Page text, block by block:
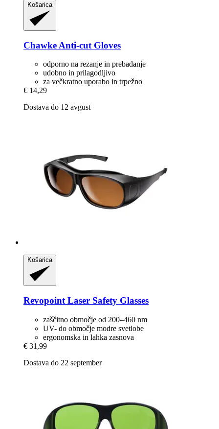
Košarica
Chawke Anti-​cut Gloves
odporno na rezanje in prebadanje
udobno in prilagodljivo
za večkratno uporabo in trpežno
€ 14,29
Dostava do 12 avgust
Košarica
Revopoint Laser Safety Glasses
zaščitno območje od 200–460 nm
UV- do območje modre svetlobe
ergonomska in lahka zasnova
€ 31,99
Dostava do 22 september